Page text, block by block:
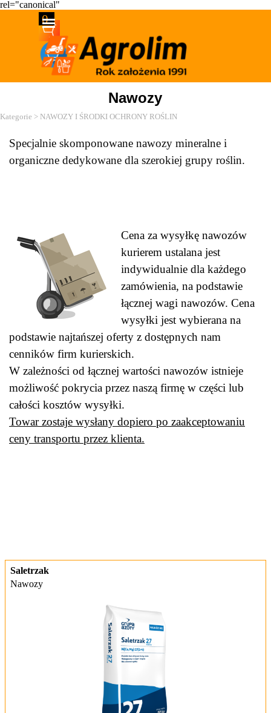
rel="canonical"
Przejdź do treści
0Pomiń menu
Nawozy
Kategorie > NAWOZY I ŚRODKI OCHRONY ROŚLIN
Specjalnie skomponowane nawozy mineralne i
organiczne dedykowane dla szerokiej grupy roślin.
Cena za wysyłkę nawozów
kurierem ustalana jest
indywidualnie dla każdego
zamówienia, na podstawie
łącznej wagi nawozów. Cena
wysyłki jest wybierana na
podstawie najtańszej oferty z dostępnych nam
cenników firm kurierskich.
W zależności od łącznej wartości nawozów istnieje
możliwość pokrycia przez naszą firmę w części lub
całości kosztów wysyłki.
Towar zostaje wysłany dopiero po zaakceptowaniu
ceny transportu przez klienta.
Saletrzak
Nawozy